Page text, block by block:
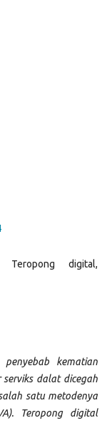
Teropong digital,
kematian
dalat dicegah
satu metodenya
Teropong digital